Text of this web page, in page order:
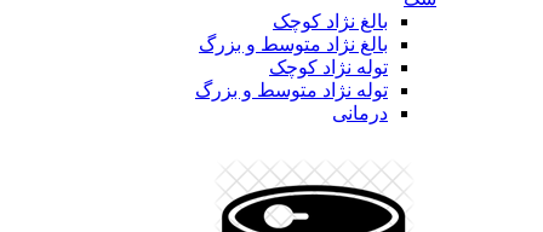
بالغ نژاد کوچک
بالغ نژاد متوسط و بزرگ
توله نژاد کوچک
توله نژاد متوسط و بزرگ
درمانی